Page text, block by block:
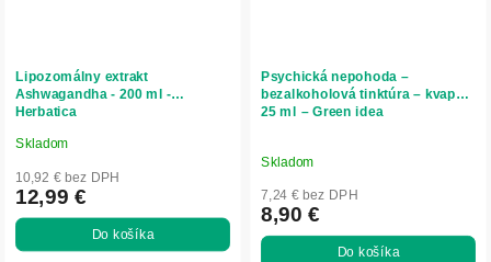
Lipozomálny extrakt
Ashwagandha - 200 ml -
Herbatica
Priemerné
hodnotenie
produktu
je
5,0
Skladom
10,92 € bez DPH
12,99 €
Do košíka
Psychická nepohoda –
bezalkoholová tinktúra – kvapky
25 ml – Green idea
Skladom
7,24 € bez DPH
8,90 €
Do košíka